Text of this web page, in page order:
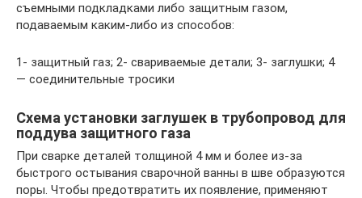
съемными подкладками либо защитным газом,
подаваемым каким-либо из способов:
1- защитный газ; 2- свариваемые детали; 3- заглушки; 4
— соединительные тросики
Схема установки заглушек в трубопровод для
поддува защитного газа
При сварке деталей толщиной 4 мм и более из-за
быстрого остывания сварочной ванны в шве образуются
поры. Чтобы предотвратить их появление, применяют